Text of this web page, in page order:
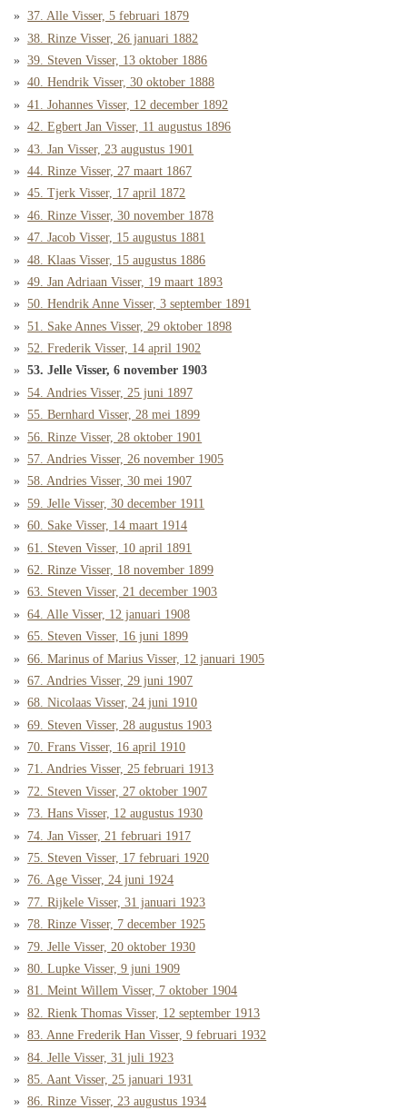
37. Alle Visser, 5 februari 1879
38. Rinze Visser, 26 januari 1882
39. Steven Visser, 13 oktober 1886
40. Hendrik Visser, 30 oktober 1888
41. Johannes Visser, 12 december 1892
42. Egbert Jan Visser, 11 augustus 1896
43. Jan Visser, 23 augustus 1901
44. Rinze Visser, 27 maart 1867
45. Tjerk Visser, 17 april 1872
46. Rinze Visser, 30 november 1878
47. Jacob Visser, 15 augustus 1881
48. Klaas Visser, 15 augustus 1886
49. Jan Adriaan Visser, 19 maart 1893
50. Hendrik Anne Visser, 3 september 1891
51. Sake Annes Visser, 29 oktober 1898
52. Frederik Visser, 14 april 1902
53. Jelle Visser, 6 november 1903
54. Andries Visser, 25 juni 1897
55. Bernhard Visser, 28 mei 1899
56. Rinze Visser, 28 oktober 1901
57. Andries Visser, 26 november 1905
58. Andries Visser, 30 mei 1907
59. Jelle Visser, 30 december 1911
60. Sake Visser, 14 maart 1914
61. Steven Visser, 10 april 1891
62. Rinze Visser, 18 november 1899
63. Steven Visser, 21 december 1903
64. Alle Visser, 12 januari 1908
65. Steven Visser, 16 juni 1899
66. Marinus of Marius Visser, 12 januari 1905
67. Andries Visser, 29 juni 1907
68. Nicolaas Visser, 24 juni 1910
69. Steven Visser, 28 augustus 1903
70. Frans Visser, 16 april 1910
71. Andries Visser, 25 februari 1913
72. Steven Visser, 27 oktober 1907
73. Hans Visser, 12 augustus 1930
74. Jan Visser, 21 februari 1917
75. Steven Visser, 17 februari 1920
76. Age Visser, 24 juni 1924
77. Rijkele Visser, 31 januari 1923
78. Rinze Visser, 7 december 1925
79. Jelle Visser, 20 oktober 1930
80. Lupke Visser, 9 juni 1909
81. Meint Willem Visser, 7 oktober 1904
82. Rienk Thomas Visser, 12 september 1913
83. Anne Frederik Han Visser, 9 februari 1932
84. Jelle Visser, 31 juli 1923
85. Aant Visser, 25 januari 1931
86. Rinze Visser, 23 augustus 1934